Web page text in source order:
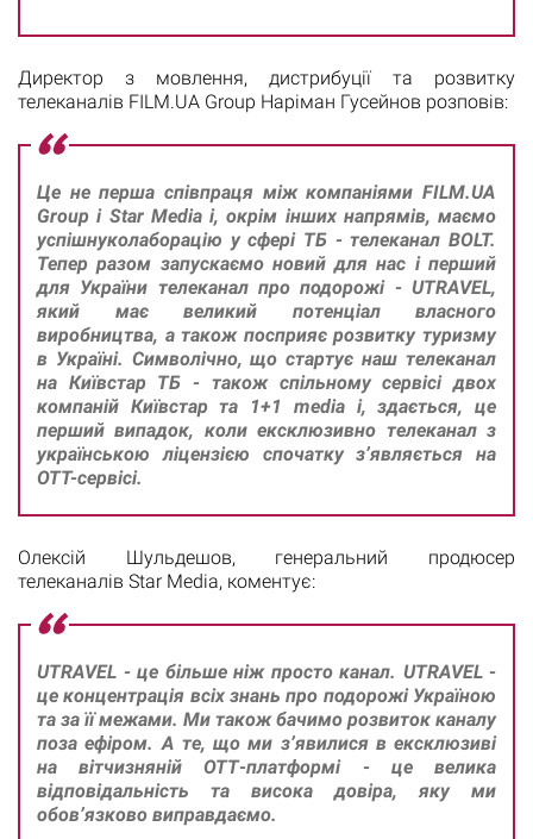
Директор з мовлення, дистрибуції та розвитку
телеканалів FILM.UA Group Наріман Гусейнов розповів:
Це не перша співпраця між компаніями FILM.UA
Group і Star Media і, окрім інших напрямів, маємо
успішнуколаборацію у сфері ТБ - телеканал BOLT.
Тепер разом запускаємо новий для нас і перший
для України телеканал про подорожі - UTRAVEL,
який має великий потенціал власного
виробництва, а також посприяє розвитку туризму
в Україні. Символічно, що стартує наш телеканал
на Київстар ТБ - також спільному сервісі двох
компаній Київстар та 1+1 media і, здається, це
перший випадок, коли ексклюзивно телеканал з
українською ліцензією спочатку з’являється на
OTT-сервісі.
Олексій Шульдешов, генеральний продюсер
телеканалів Star Media, коментує:
UTRAVEL - це більше ніж просто канал. UTRAVEL -
це концентрація всіх знань про подорожі Україною
та за її межами. Ми також бачимо розвиток каналу
поза ефіром. А те, що ми з’явилися в ексклюзиві
на вітчизняній ОТТ-платформі - це велика
відповідальність та висока довіра, яку ми
обов’язково виправдаємо.